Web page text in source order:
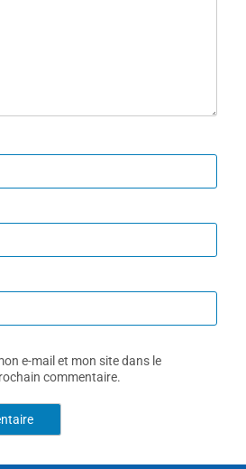
e-mail et mon site dans le
commentaire.